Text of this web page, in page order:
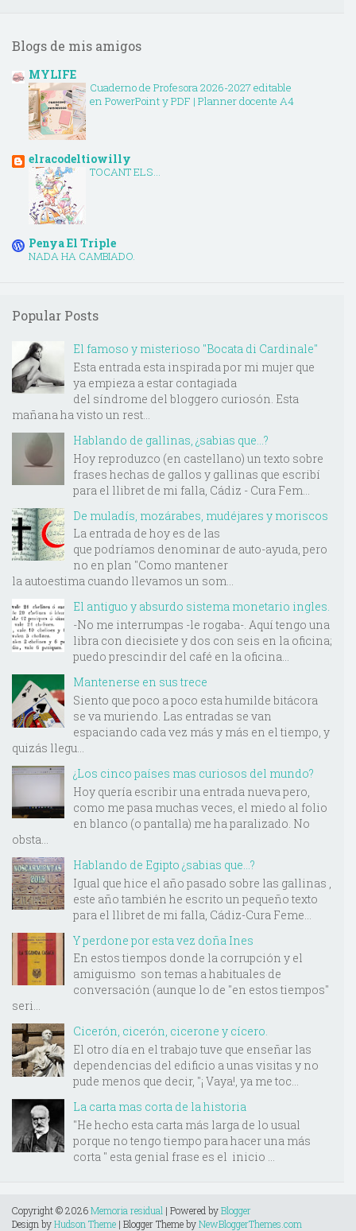
Blogs de mis amigos
MYLIFE
Cuaderno de Profesora 2026-2027 editable
en PowerPoint y PDF | Planner docente A4
elracodeltiowilly
TOCANT ELS...
Penya El Triple
NADA HA CAMBIADO.
Popular Posts
El famoso y misterioso "Bocata di Cardinale"
Esta entrada esta inspirada por mi mujer que
ya empieza a estar contagiada
del síndrome del bloggero curiosón. Esta
mañana ha visto un rest...
Hablando de gallinas, ¿sabias que...?
Hoy reproduzco (en castellano) un texto sobre
frases hechas de gallos y gallinas que escribí
para el llibret de mi falla, Cádiz - Cura Fem...
De muladís, mozárabes, mudéjares y moriscos
La entrada de hoy es de las
que podríamos denominar de auto-ayuda, pero
no en plan "Como mantener
la autoestima cuando llevamos un som...
El antiguo y absurdo sistema monetario ingles.
-No me interrumpas -le rogaba-. Aquí tengo una
libra con diecisiete y dos con seis en la oficina;
puedo prescindir del café en la oficina...
Mantenerse en sus trece
Siento que poco a poco esta humilde bitácora
se va muriendo. Las entradas se van
espaciando cada vez más y más en el tiempo, y
quizás llegu...
¿Los cinco países mas curiosos del mundo?
Hoy quería escribir una entrada nueva pero,
como me pasa muchas veces, el miedo al folio
en blanco (o pantalla) me ha paralizado. No
obsta...
Hablando de Egipto ¿sabias que...?
Igual que hice el año pasado sobre las gallinas ,
este año también he escrito un pequeño texto
para el llibret de mi falla, Cádiz-Cura Feme...
Y perdone por esta vez doña Ines
En estos tiempos donde la corrupción y el
amiguismo son temas a habituales de
conversación (aunque lo de "en estos tiempos"
seri...
Cicerón, cicerón, cicerone y cícero.
El otro día en el trabajo tuve que enseñar las
dependencias del edificio a unas visitas y no
pude menos que decir, "¡ Vaya!, ya me toc...
La carta mas corta de la historia
"He hecho esta carta más larga de lo usual
porque no tengo tiempo para hacer una más
corta " esta genial frase es el inicio ...
Copyright ©2026Memoria residual | Powered byBlogger
Design byHudson Theme | Blogger Theme byNewBloggerThemes.com